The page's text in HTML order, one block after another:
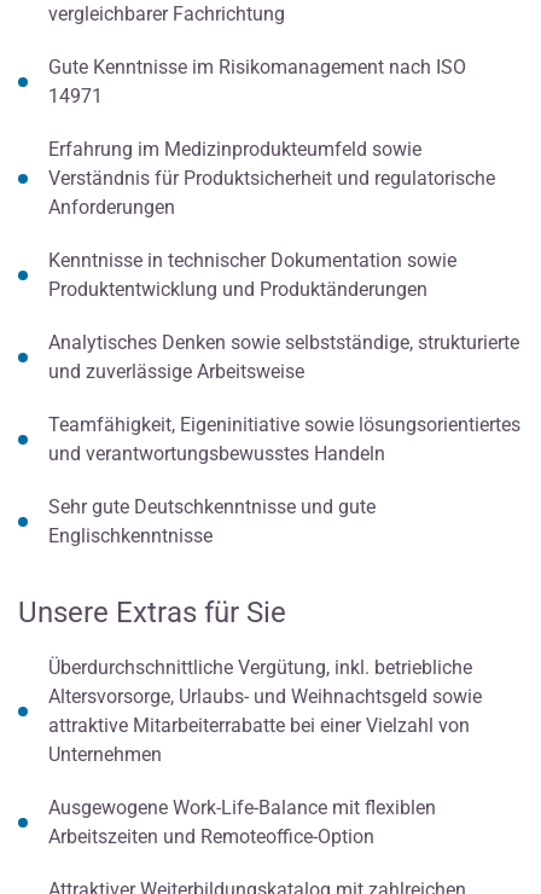
vergleichbarer Fachrichtung
Gute Kenntnisse im Risikomanagement nach ISO
14971
Erfahrung im Medizinprodukteumfeld sowie
Verständnis für Produktsicherheit und regulatorische
Anforderungen
Kenntnisse in technischer Dokumentation sowie
Produktentwicklung und Produktänderungen
Analytisches Denken sowie selbstständige, strukturierte
und zuverlässige Arbeitsweise
Teamfähigkeit, Eigeninitiative sowie lösungsorientiertes
und verantwortungsbewusstes Handeln
Sehr gute Deutschkenntnisse und gute
Englischkenntnisse
Unsere Extras für Sie
Überdurchschnittliche Vergütung, inkl. betriebliche
Altersvorsorge, Urlaubs- und Weihnachtsgeld sowie
attraktive Mitarbeiterrabatte bei einer Vielzahl von
Unternehmen
Ausgewogene Work-Life-Balance mit flexiblen
Arbeitszeiten und Remoteoffice-Option
Attraktiver Weiterbildungskatalog mit zahlreichen